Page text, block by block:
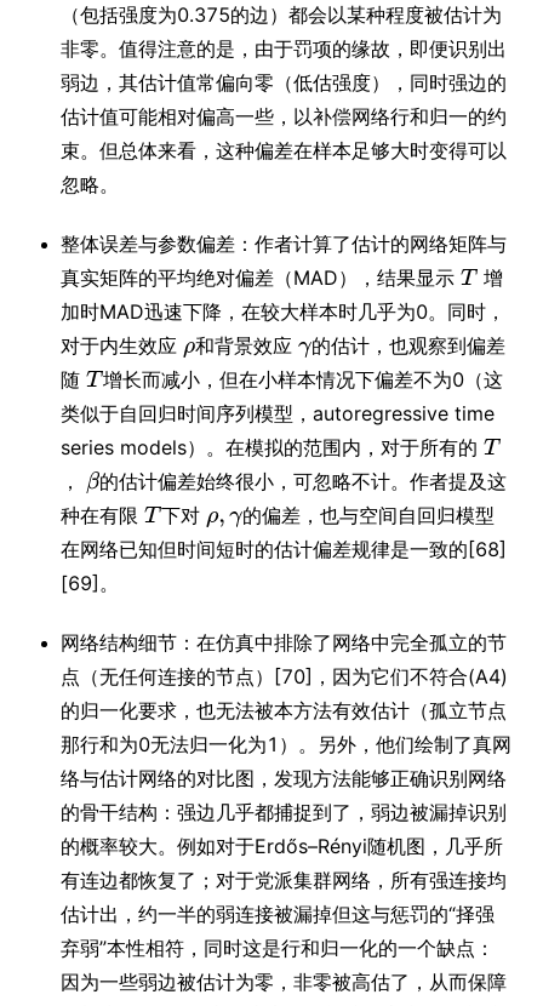
（包括强度为0.375的边）都会以某种程度被估计为
非零。值得注意的是，由于罚项的缘故，即便识别出
弱边，其估计值常偏向零（低估强度），同时强边的
估计值可能相对偏高一些，以补偿网络行和归一的约
束。但总体来看，这种偏差在样本足够大时变得可以
忽略。
整体误差与参数偏差：作者计算了估计的网络矩阵与
真实矩阵的平均绝对偏差（MAD），结果显示
增
加时MAD迅速下降，在较大样本时几乎为0。同时，
对于内生效应
和背景效应
的估计，也观察到偏差
随
增长而减小，但在小样本情况下偏差不为0（这
类似于自回归时间序列模型，autoregressive time
series models）。在模拟的范围内，对于所有的
，
的估计偏差始终很小，可忽略不计。作者提及这
种在有限
下对
的偏差，也与空间自回归模型
在网络已知但时间短时的估计偏差规律是一致的[68]
[69]。
网络结构细节：在仿真中排除了网络中完全孤立的节
点（无任何连接的节点）[70]，因为它们不符合(A4)
的归一化要求，也无法被本方法有效估计（孤立节点
那行和为0无法归一化为1）。另外，他们绘制了真网
络与估计网络的对比图，发现方法能够正确识别网络
的骨干结构：强边几乎都捕捉到了，弱边被漏掉识别
的概率较大。例如对于Erdős–Rényi随机图，几乎所
有连边都恢复了；对于党派集群网络，所有强连接均
估计出，约一半的弱连接被漏掉但这与惩罚的“择强
弃弱”本性相符，同时这是行和归一化的一个缺点：
因为一些弱边被估计为零，非零被高估了，从而保障